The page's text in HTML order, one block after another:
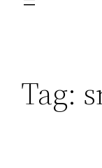
Tag: